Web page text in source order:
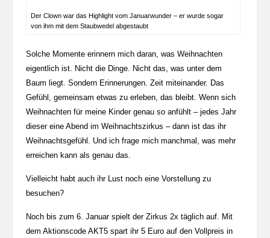
Der Clown war das Highlight vom Januarwunder – er wurde sogar
von ihm mit dem Staubwedel abgestaubt
Solche Momente erinnern mich daran, was Weihnachten
eigentlich ist. Nicht die Dinge. Nicht das, was unter dem
Baum liegt. Sondern Erinnerungen. Zeit miteinander. Das
Gefühl, gemeinsam etwas zu erleben, das bleibt. Wenn sich
Weihnachten für meine Kinder genau so anfühlt – jedes Jahr
dieser eine Abend im Weihnachtszirkus – dann ist das ihr
Weihnachtsgefühl. Und ich frage mich manchmal, was mehr
erreichen kann als genau das.
Vielleicht habt auch ihr Lust noch eine Vorstellung zu
besuchen?
Noch bis zum 6. Januar spielt der Zirkus 2x täglich auf. Mit
dem Aktionscode AKT5 spart ihr 5 Euro auf den Vollpreis in